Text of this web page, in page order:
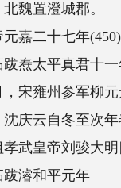
庚寅
年
景使薛安都等引
，屡破雍州羌
四年(460)庚子